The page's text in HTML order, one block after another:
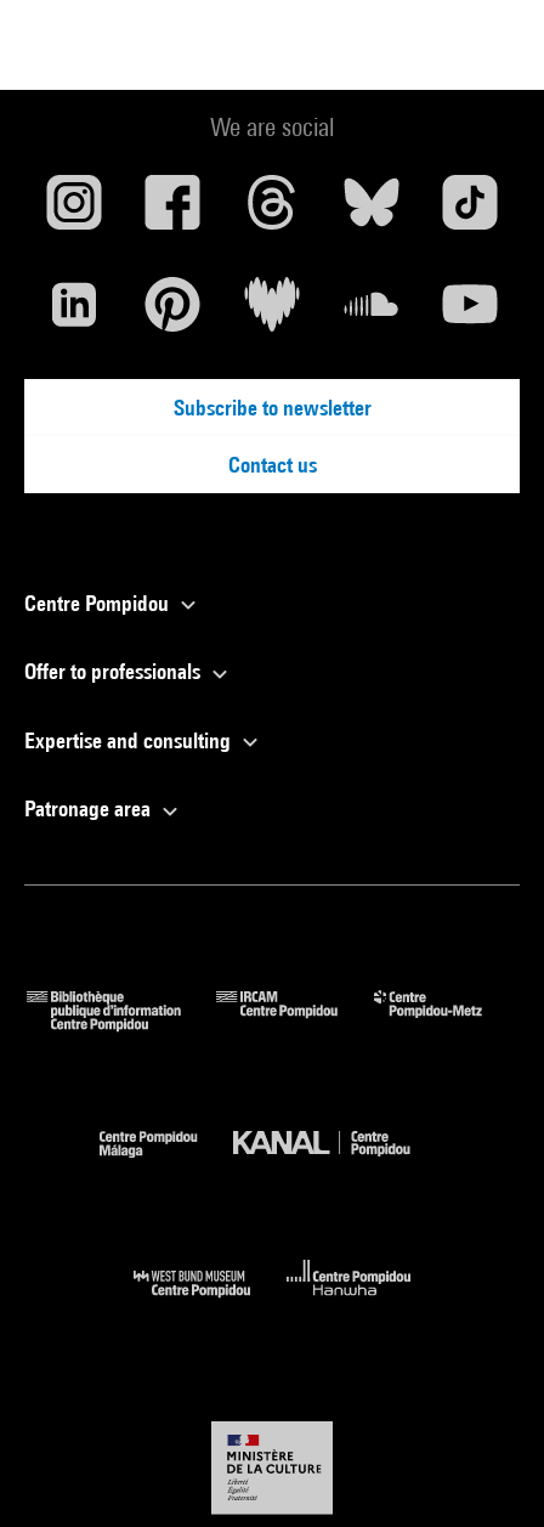
We are social
Subscribe to newsletter
Contact us
Centre Pompidou
Offer to professionals
Expertise and consulting
Patronage area